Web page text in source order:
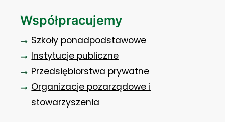
Współpracujemy
Szkoły ponadpodstawowe
Instytucje publiczne
Przedsiębiorstwa prywatne
Organizacje pozarządowe i
stowarzyszenia